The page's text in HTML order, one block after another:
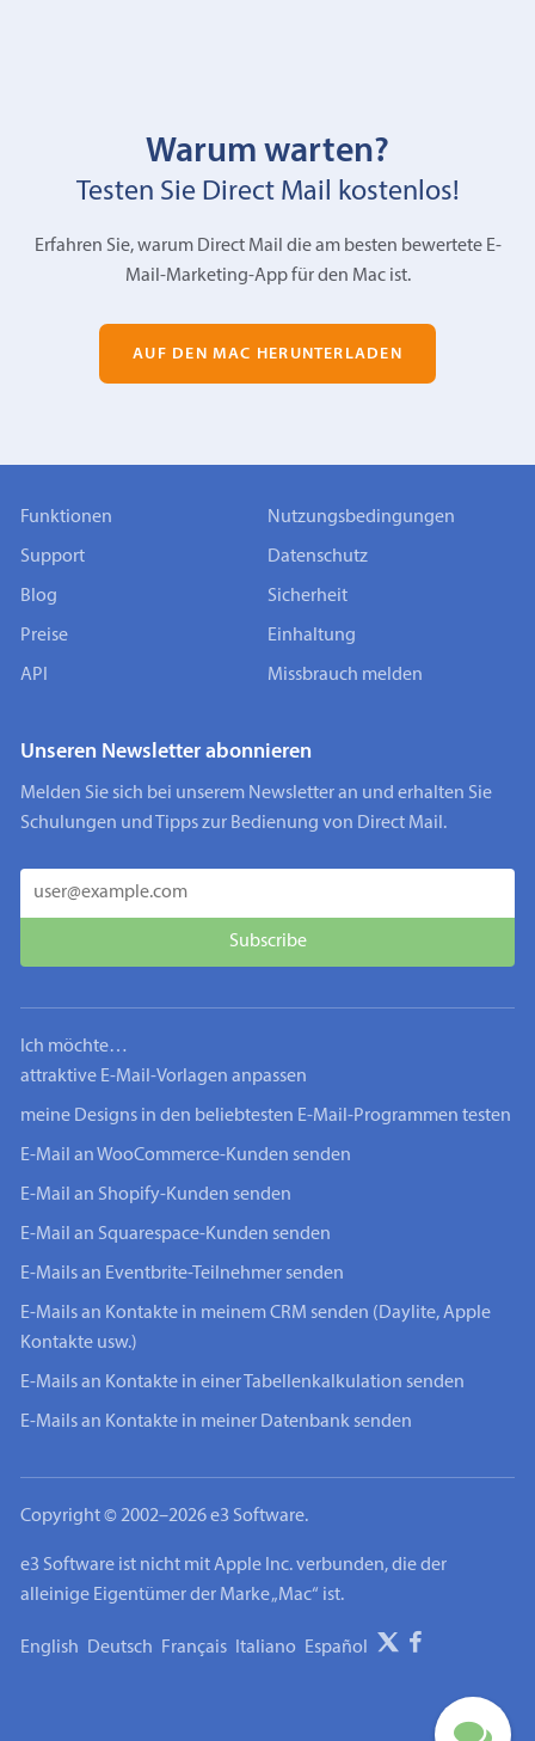
Warum warten?
Testen Sie Direct Mail kostenlos!
Erfahren Sie, warum Direct Mail die am besten bewertete E-
Mail-Marketing-App für den Mac ist.
AUF DEN MAC HERUNTERLADEN
Funktionen
Support
Blog
Preise
API
Nutzungsbedingungen
Datenschutz
Sicherheit
Einhaltung
Missbrauch melden
Unseren Newsletter abonnieren
Melden Sie sich bei unserem Newsletter an und erhalten Sie
Schulungen und Tipps zur Bedienung von Direct Mail.
Ich möchte…
attraktive E-Mail-Vorlagen anpassen
meine Designs in den beliebtesten E-Mail-Programmen testen
E-Mail an WooCommerce-Kunden senden
E-Mail an Shopify-Kunden senden
E-Mail an Squarespace-Kunden senden
E-Mails an Eventbrite-Teilnehmer senden
E-Mails an Kontakte in meinem CRM senden (Daylite, Apple
Kontakte usw.)
E-Mails an Kontakte in einer Tabellenkalkulation senden
E-Mails an Kontakte in meiner Datenbank senden
Copyright © 2002–2026 e3 Software.
e3 Software ist nicht mit Apple Inc. verbunden, die der
alleinige Eigentümer der Marke „Mac“ ist.
English Deutsch Français Italiano Español